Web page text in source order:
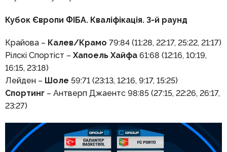
Кубок Європи ФІБА. Кваліфікація. 3-й раунд
Крайова – Калев/Крамо 79:84 (11:28, 22:17, 25:22, 21:17)
Рілскі Спортіст – Хапоель Хайфа61:68 (12:16, 10:19,
16:15, 23:18)
Лейден – Шоле 59:71 (23:13, 12:16, 9:17, 15:25)
Спортинг– Антверп Джаентс 98:85 (27:15, 22:26, 26:17,
23:27)